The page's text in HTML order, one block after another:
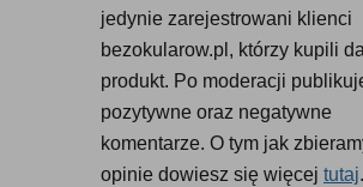
jedynie zarejestrowani klienci
bezokularow.pl, którzy kupili
produkt. Po moderacji
pozytywne oraz negatywne
komentarze. O tym jak
opinie dowiesz się więcej tutaj.